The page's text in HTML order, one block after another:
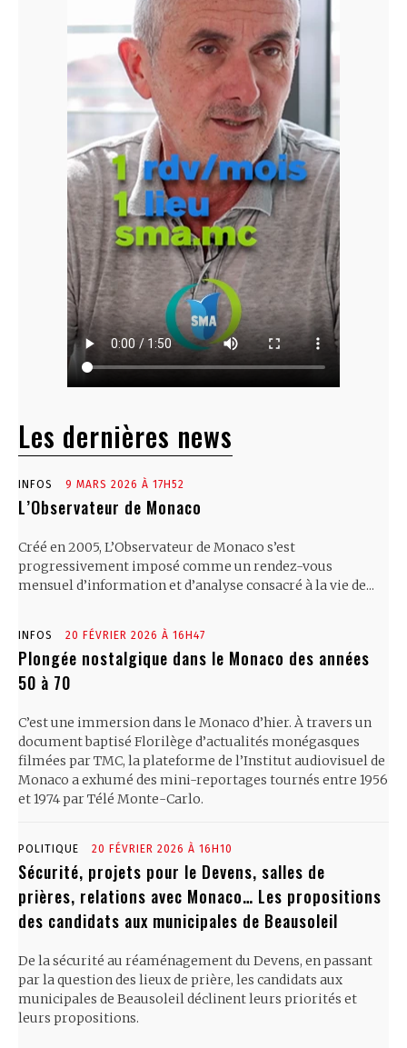
Les dernières news
INFOS 9 MARS 2026 À 17H52
L’Observateur de Monaco
Créé en 2005, L’Observateur de Monaco s’est
progressivement imposé comme un rendez-vous
mensuel d’information et d’analyse consacré à la vie de...
INFOS 20 FÉVRIER 2026 À 16H47
Plongée nostalgique dans le Monaco des années
50 à 70
C’est une immersion dans le Monaco d’hier. À travers un
document baptisé Florilège d’actualités monégasques
filmées par TMC, la plateforme de l’Institut audiovisuel de
Monaco a exhumé des mini-reportages tournés entre 1956
et 1974 par Télé Monte-Carlo.
POLITIQUE 20 FÉVRIER 2026 À 16H10
Sécurité, projets pour le Devens, salles de
prières, relations avec Monaco… Les propositions
des candidats aux municipales de Beausoleil
De la sécurité au réaménagement du Devens, en passant
par la question des lieux de prière, les candidats aux
municipales de Beausoleil déclinent leurs priorités et
leurs propositions.